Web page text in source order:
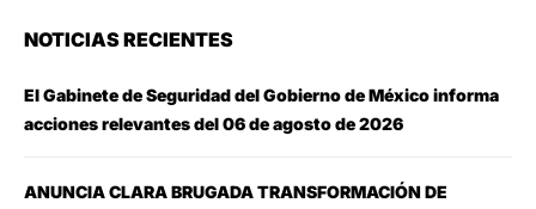
NOTICIAS RECIENTES
El Gabinete de Seguridad del Gobierno de México informa
acciones relevantes del 06 de agosto de 2026
ANUNCIA CLARA BRUGADA TRANSFORMACIÓN DE